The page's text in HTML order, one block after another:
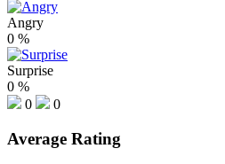
Angry
0 %
Surprise
0 %
0
0
Average Rating